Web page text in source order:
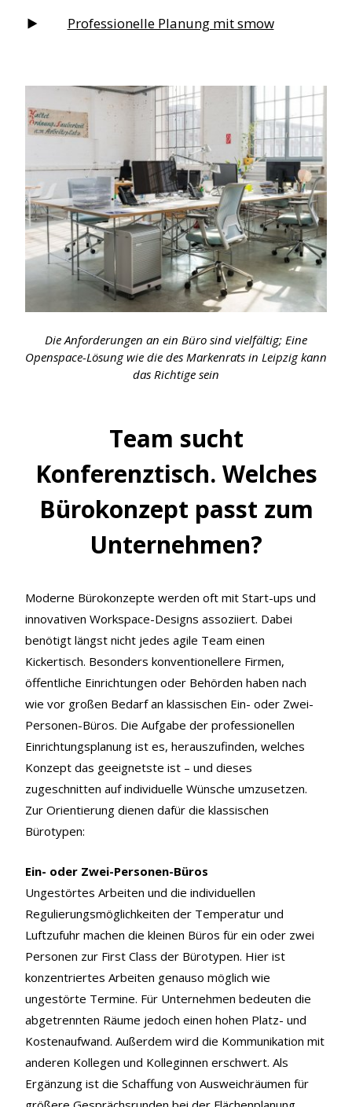
Professionelle Planung mit smow
Die Anforderungen an ein Büro sind vielfältig; Eine
Openspace-Lösung wie die des Markenrats in Leipzig kann
das Richtige sein
Team sucht
Konferenztisch. Welches
Bürokonzept passt zum
Unternehmen?
Moderne Bürokonzepte werden oft mit Start-ups und
innovativen Workspace-Designs assoziiert. Dabei
benötigt längst nicht jedes agile Team einen
Kickertisch. Besonders konventionellere Firmen,
öffentliche Einrichtungen oder Behörden haben nach
wie vor großen Bedarf an klassischen Ein- oder Zwei-
Personen-Büros. Die Aufgabe der professionellen
Einrichtungsplanung ist es, herauszufinden, welches
Konzept das geeignetste ist – und dieses
zugeschnitten auf individuelle Wünsche umzusetzen.
Zur Orientierung dienen dafür die klassischen
Bürotypen:
Ein- oder Zwei-Personen-Büros
Ungestörtes Arbeiten und die individuellen
Regulierungsmöglichkeiten der Temperatur und
Luftzufuhr machen die kleinen Büros für ein oder zwei
Personen zur First Class der Bürotypen. Hier ist
konzentriertes Arbeiten genauso möglich wie
ungestörte Termine. Für Unternehmen bedeuten die
abgetrennten Räume jedoch einen hohen Platz- und
Kostenaufwand. Außerdem wird die Kommunikation mit
anderen Kollegen und Kolleginnen erschwert. Als
Ergänzung ist die Schaffung von Ausweichräumen für